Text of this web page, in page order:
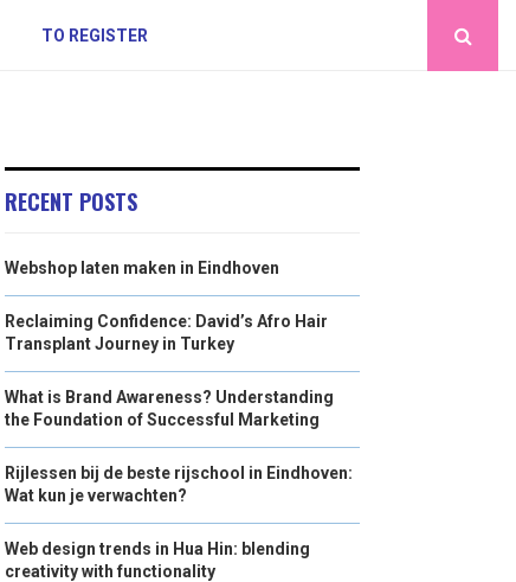
TO REGISTER
RECENT POSTS
Webshop laten maken in Eindhoven
Reclaiming Confidence: David’s Afro Hair
Transplant Journey in Turkey
What is Brand Awareness? Understanding
the Foundation of Successful Marketing
Rijlessen bij de beste rijschool in Eindhoven:
Wat kun je verwachten?
Web design trends in Hua Hin: blending
creativity with functionality